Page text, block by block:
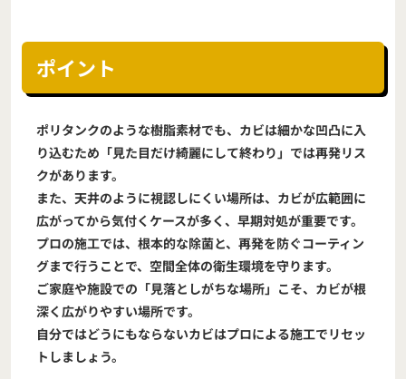
ポイント
ポリタンクのような樹脂素材でも、カビは細かな凹凸に入
り込むため「見た目だけ綺麗にして終わり」では再発リス
クがあります。
また、天井のように視認しにくい場所は、カビが広範囲に
広がってから気付くケースが多く、早期対処が重要です。
プロの施工では、根本的な除菌と、再発を防ぐコーティン
グまで行うことで、空間全体の衛生環境を守ります。
ご家庭や施設での「見落としがちな場所」こそ、カビが根
深く広がりやすい場所です。
自分ではどうにもならないカビはプロによる施工でリセッ
トしましょう。